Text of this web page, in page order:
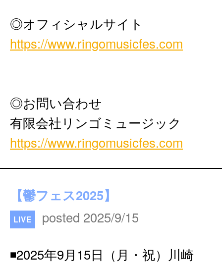
◎オフィシャルサイト
https://www.ringomusicfes.com
◎お問い合わせ
有限会社リンゴミュージック
https://www.ringomusicfes.com
【鬱フェス2025】
LIVE posted 2025/9/15
◾️2025年9月15日（月・祝）川崎